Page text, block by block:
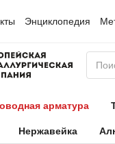
Энциклопедия
арматура
Нержавейка